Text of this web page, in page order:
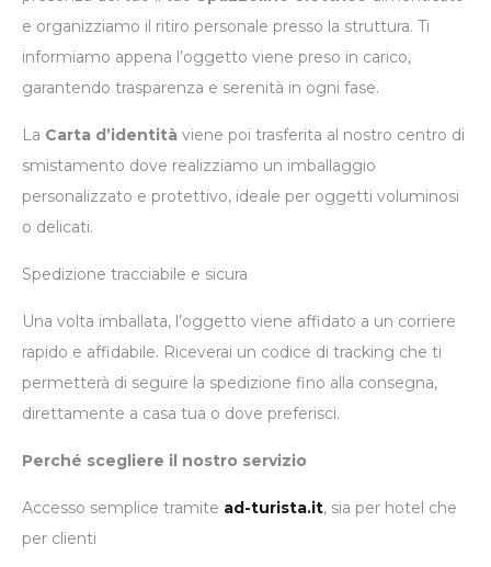
e organizziamo il ritiro personale presso la struttura. Ti
informiamo appena l’oggetto viene preso in carico,
garantendo trasparenza e serenità in ogni fase.
La Carta d’identità viene poi trasferita al nostro centro di
smistamento dove realizziamo un imballaggio
personalizzato e protettivo, ideale per oggetti voluminosi
o delicati.
Spedizione tracciabile e sicura
Una volta imballata, l’oggetto viene affidato a un corriere
rapido e affidabile. Riceverai un codice di tracking che ti
permetterà di seguire la spedizione fino alla consegna,
direttamente a casa tua o dove preferisci.
Perché scegliere il nostro servizio
Accesso semplice tramite ad-turista.it, sia per hotel che
per clienti